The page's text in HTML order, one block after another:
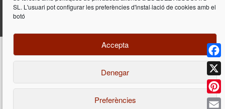
SL. L'usuari pot configurar les preferències d'instal·lació de cookies amb el
botó
Accepta
Denegar
Preferències
Disseny i programació web perDieres.com
| Lúquez Associats SL | ©
2026 All Rights Reserved |Avís legal
X